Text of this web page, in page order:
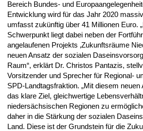
Bereich Bundes- und
Entwicklung wird für das Jahr 2020
umfasst zukünftig über 41 Millionen Euro.
Schwerpunkt liegt dabei neben der
angelaufenen Projekts ‚Zukunftsräume
neuen Ansatz der sozialen
Raum“, erklärt Dr. Christos Pantazis,
Vorsitzender und Sprecher für Regional-
SPD-Landtagsfraktion. „Mit diesem
das klare Ziel, gleichwertige
niedersächsischen Regionen zu
daher in die Stärkung der sozialen
Land. Diese ist der Grundstein für die